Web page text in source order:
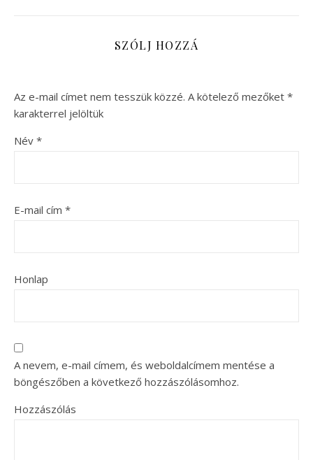
SZÓLJ HOZZÁ
Az e-mail címet nem tesszük közzé. A kötelező mezőket *
karakterrel jelöltük
Név *
E-mail cím *
Honlap
A nevem, e-mail címem, és weboldalcímem mentése a
böngészőben a következő hozzászólásomhoz.
Hozzászólás